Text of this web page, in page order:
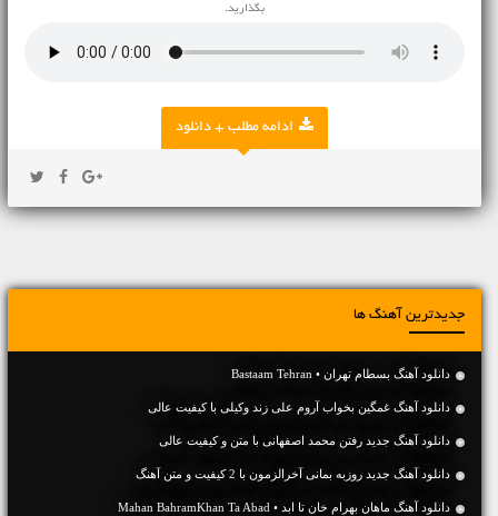
بگذارید.
ادامه مطلب + دانلود
جدیدترین آهنگ ها
دانلود آهنگ بسطام تهران • Bastaam Tehran
دانلود آهنگ غمگین بخواب آروم علی زند وکیلی با کیفیت عالی
دانلود آهنگ جديد رفتن محمد اصفهانی با متن و کیفیت عالی
دانلود آهنگ جديد روزبه بمانی آخرالزمون با 2 کیفیت و متن آهنگ
دانلود آهنگ ماهان بهرام خان تا ابد • Mahan BahramKhan Ta Abad